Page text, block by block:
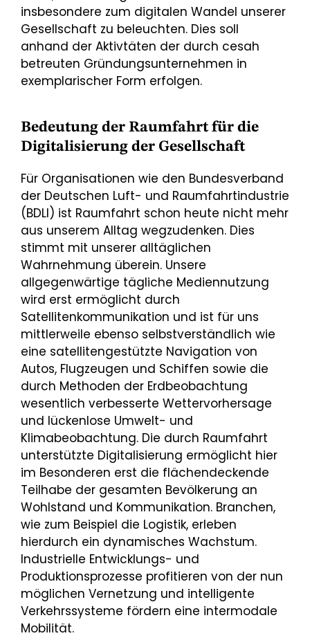
insbesondere zum digitalen Wandel unserer
Gesellschaft zu beleuchten. Dies soll
anhand der Aktivtäten der durch cesah
betreuten Gründungsunternehmen in
exemplarischer Form erfolgen.
Bedeutung der Raumfahrt für die
Digitalisierung der Gesellschaft
Für Organisationen wie den Bundesverband
der Deutschen Luft- und Raumfahrtindustrie
(BDLI) ist Raumfahrt schon heute nicht mehr
aus unserem Alltag wegzudenken. Dies
stimmt mit unserer alltäglichen
Wahrnehmung überein. Unsere
allgegenwärtige tägliche Mediennutzung
wird erst ermöglicht durch
Satellitenkommunikation und ist für uns
mittlerweile ebenso selbstverständlich wie
eine satellitengestützte Navigation von
Autos, Flugzeugen und Schiffen sowie die
durch Methoden der Erdbeobachtung
wesentlich verbesserte Wettervorhersage
und lückenlose Umwelt- und
Klimabeobachtung. Die durch Raumfahrt
unterstützte Digitalisierung ermöglicht hier
im Besonderen erst die flächendeckende
Teilhabe der gesamten Bevölkerung an
Wohlstand und Kommunikation. Branchen,
wie zum Beispiel die Logistik, erleben
hierdurch ein dynamisches Wachstum.
Industrielle Entwicklungs- und
Produktionsprozesse profitieren von der nun
möglichen Vernetzung und intelligente
Verkehrssysteme fördern eine intermodale
Mobilität.